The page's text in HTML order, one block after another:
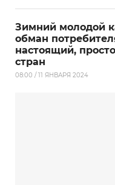
Зимний молодой
обман
настоящий,
стран
08:00 / 11 ЯНВАРЯ 2024